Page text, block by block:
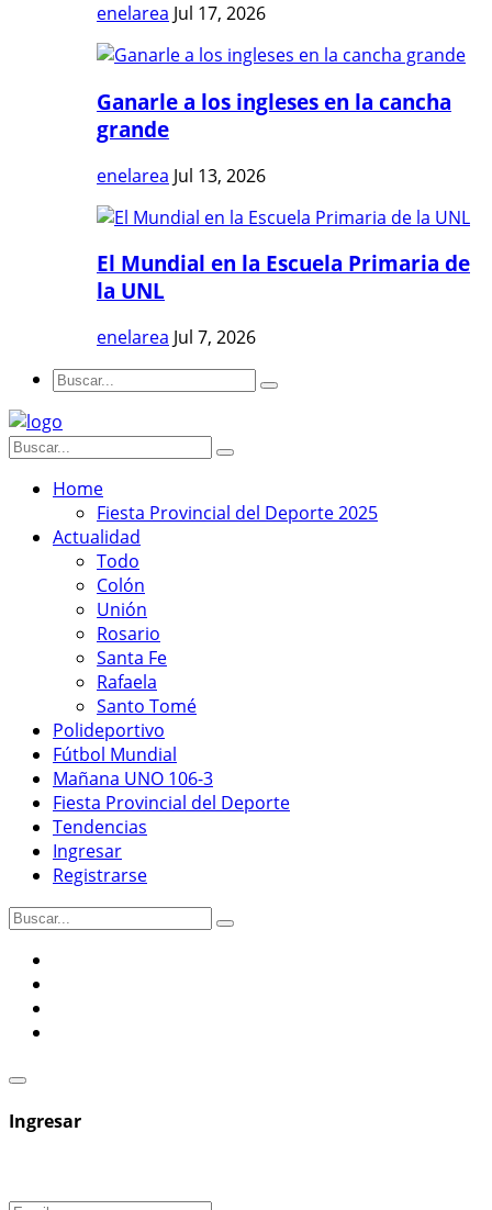
enelarea Jul 17, 2026
Ganarle a los ingleses en la cancha
grande
enelarea Jul 13, 2026
El Mundial en la Escuela Primaria de
la UNL
enelarea Jul 7, 2026
Home
Fiesta Provincial del Deporte 2025
Actualidad
Todo
Colón
Unión
Rosario
Santa Fe
Rafaela
Santo Tomé
Polideportivo
Fútbol Mundial
Mañana UNO 106-3
Fiesta Provincial del Deporte
Tendencias
Ingresar
Registrarse
Ingresar